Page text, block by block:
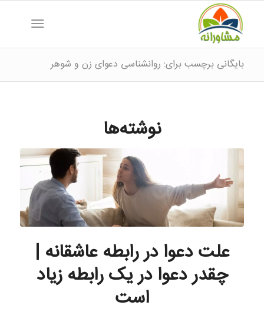
بایگانی برچسب برای: روانشناسی دعوای زن و شوهر
نوشته‌ها
علت دعوا در رابطه عاشقانه |
چقدر دعوا در یک رابطه زیاد
است